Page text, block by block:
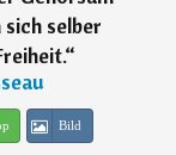
selber
“
Bild